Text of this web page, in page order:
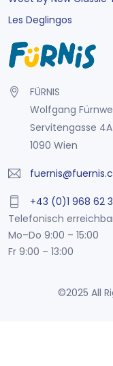
Les Deglingos
FÜRNIS
Wolfgang
Servitengasse 4A
1090 Wien
+43 (0)1 968 62
Telefonisch
Mo–Do 9:00 – 15:00
Fr 9:00 – 13:00
©2025 All